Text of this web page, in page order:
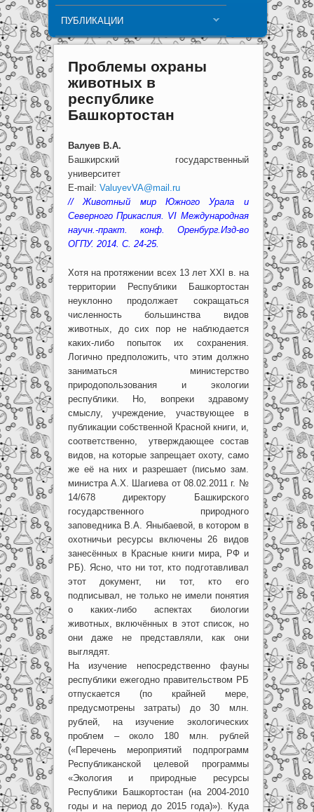
ПУБЛИКАЦИИ
Проблемы охраны
животных в
республике
Башкортостан
Валуев В.А.
Башкирский государственный
университет
E-mail: ValuyevVA@mail.ru
// Животный мир Южного Урала и
Северного Прикаспия. VI Международная
научн.-практ. конф. Оренбург.Изд-во
ОГПУ. 2014. С. 24-25.
Хотя на протяжении всех 13 лет XXI в. на
территории Республики Башкортостан
неуклонно продолжает сокращаться
численность большинства видов
животных, до сих пор не наблюдается
каких-либо попыток их сохранения.
Логично предположить, что этим должно
заниматься министерство
природопользования и экологии
республики. Но, вопреки здравому
смыслу, учреждение, участвующее в
публикации собственной Красной книги, и,
соответственно, утверждающее состав
видов, на которые запрещает охоту, само
же её на них и разрешает (письмо зам.
министра А.Х. Шагиева от 08.02.2011 г. №
14/678 директору Башкирского
государственного природного
заповедника В.А. Яныбаевой, в котором в
охотничьи ресурсы включены 26 видов
занесённых в Красные книги мира, РФ и
РБ). Ясно, что ни тот, кто подготавливал
этот документ, ни тот, кто его
подписывал, не только не имели понятия
о каких-либо аспектах биологии
животных, включённых в этот список, но
они даже не представляли, как они
выглядят.
На изучение непосредственно фауны
республики ежегодно правительством РБ
отпускается (по крайней мере,
предусмотрены затраты) до 30 млн.
рублей, на изучение экологических
проблем – около 180 млн. рублей
(«Перечень мероприятий подпрограмм
Республиканской целевой программы
«Экология и природные ресурсы
Республики Башкортостан (на 2004-2010
годы и на период до 2015 года)»). Куда